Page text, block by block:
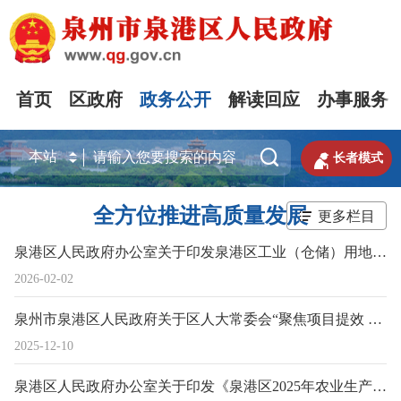
首页 区政府 政务公开 解读回应 办事服务
  长者模式
全方位推进高质量发展 更多栏目
2026-02-02
泉港区人民政府办公室关于印发泉港区工业（仓储）用地盘活利用实施意见的通知
2025-12-10
泉州市泉港区人民政府关于区人大常委会“聚焦项目提效 赋能经济高质量发展”工作情况报告审议意见办理情况的报告
泉港区人民政府办公室关于印发《泉港区2025年农业生产社会化服务项目实施方案》的通知